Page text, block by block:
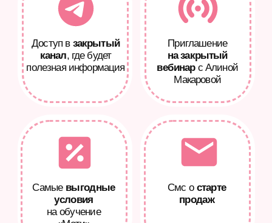
Эммануэля Амона и других
Создала приложение
для кондитеров Cake School,
которым ежедневно пользуются
более 150.000 человек